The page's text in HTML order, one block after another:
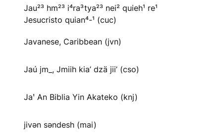
Jau²³ hm²³ i⁴ra³tya²³ nei² quieh¹ re¹
Jesucristo quian⁴-¹ (cuc)
Javanese, Caribbean (jvn)
Jaú jm_, Jmiih kia’ dzä jii’ (cso)
Jaꞌ An Biblia Yin Akateko (knj)
jivən səndesh (mai)